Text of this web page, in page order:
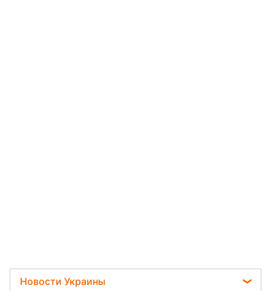
Новости Украины